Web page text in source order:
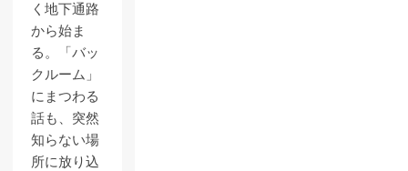
く地下通路
から始ま
る。「バッ
クルーム」
にまつわる
話も、突然
知らない場
所に放り込